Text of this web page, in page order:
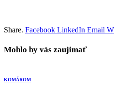
Share. Facebook LinkedIn Email
Mohlo by vás zaujimať
KOMÁROM